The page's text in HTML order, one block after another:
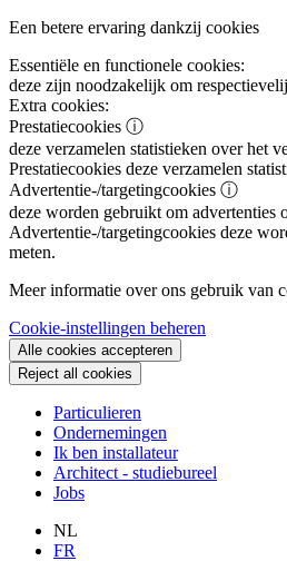
Een betere ervaring dankzij cookies
Essentiële en functionele cookies:
deze zijn noodzakelijk om
Extra cookies:
Prestatiecookies ⓘ
deze verzamelen statistieken over het
Prestatiecookies deze verzamelen
Advertentie-/targetingcookies ⓘ
deze worden gebruikt om advertenties
Advertentie-/targetingcookies deze
meten.
Meer informatie over ons gebruik van
Cookie-instellingen beheren
Alle cookies accepteren
Reject all cookies
Particulieren
Ondernemingen
Ik ben installateur
Architect - studiebureel
Jobs
NL
FR